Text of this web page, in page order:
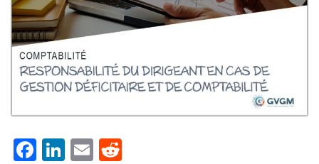
Facebook
LinkedIn
Email